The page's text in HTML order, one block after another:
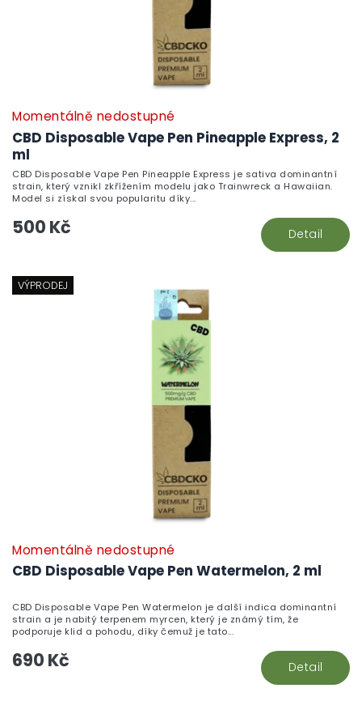
CBD Disposable Vape Pen Pineapple Express, 2
ml
Momentálně nedostupné
500 Kč Detail
CBD Disposable Vape Pen Pineapple Express je sativa dominantní
strain, který vznikl zkřížením modelu jako Trainwreck a Hawaiian.
Model si získal svou popularitu díky...
VÝPRODEJ
CBD Disposable Vape Pen Watermelon, 2 ml
Momentálně nedostupné
690 Kč Detail
CBD Disposable Vape Pen Watermelon je další indica dominantní
strain a je nabitý terpenem myrcen, který je známý tím, že
podporuje klid a pohodu, díky čemuž je tato...